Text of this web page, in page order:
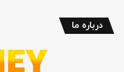
درباره ما